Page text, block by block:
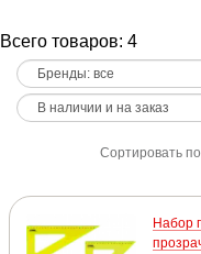
Всего товаров: 4
Сортировать по
Набор